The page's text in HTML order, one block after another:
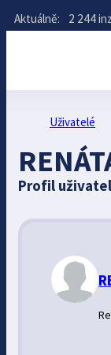
Aktuálně: 2 244
Uživatelé
Profil